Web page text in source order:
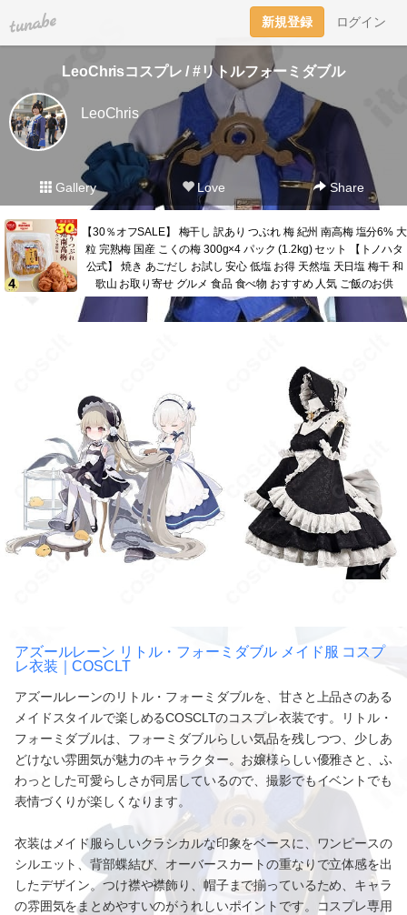
tuna.be 新規登録 ログイン
LeoChrisコスプレ / #リトルフォーミダブル
LeoChris
Gallery Love Share
【30％オフSALE】 梅干し 訳あり つぶれ 梅 紀州 南高梅 塩分6% 大
粒 完熟梅 国産 こくの梅 300g×4 パック (1.2kg) セット 【トノハタ
公式】 焼き あごだし お試し 安心 低塩 お得 天然塩 天日塩 梅干 和
歌山 お取り寄せ グルメ 食品 食べ物 おすすめ 人気 ご飯のお供
アズールレーン リトル・フォーミダブル メイド服 コスプ
レ衣装｜COSCLT
アズールレーンのリトル・フォーミダブルを、甘さと上品さのある
メイドスタイルで楽しめるCOSCLTのコスプレ衣装です。リトル・
フォーミダブルは、フォーミダブルらしい気品を残しつつ、少しあ
どけない雰囲気が魅力のキャラクター。お嬢様らしい優雅さと、ふ
わっとした可愛らしさが同居しているので、撮影でもイベントでも
表情づくりが楽しくなります。
衣装はメイド服らしいクラシカルな印象をベースに、ワンピースの
シルエット、背部蝶結び、オーバースカートの重なりで立体感を出
したデザイン。つけ襟や襟飾り、帽子まで揃っているため、キャラ
の雰囲気をまとめやすいのがうれしいポイントです。コスプレ専用